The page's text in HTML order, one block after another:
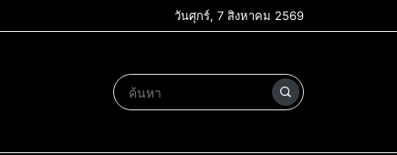
วันศุกร์, 7 สิงหาคม 2569